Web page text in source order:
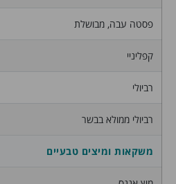
פסטה עבה, מבושלת
קפליניי
רביולי
רביולי ממולא בבשר
משקאות ומיצים טבעיים